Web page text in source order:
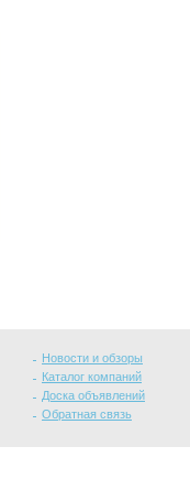
Новости и обзоры
Каталог компаний
Доска объявлений
Обратная связь